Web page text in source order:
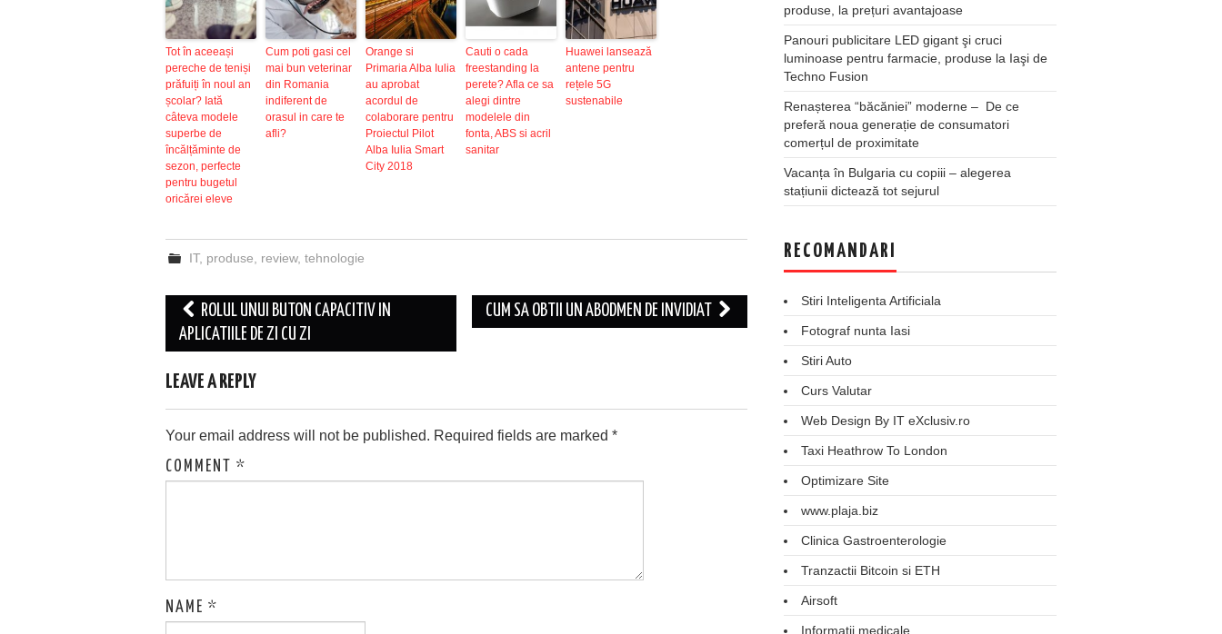
Tot în aceeași
pereche de teniși
prăfuiți în noul an
școlar? Iată
câteva modele
superbe de
încălțăminte de
sezon, perfecte
pentru bugetul
oricărei eleve
Cum poti gasi cel
mai bun veterinar
din Romania
indiferent de
orasul in care te
afli?
Orange si
Primaria Alba Iulia
au aprobat
acordul de
colaborare pentru
Proiectul Pilot
Alba Iulia Smart
City 2018
Cauti o cada
freestanding la
perete? Afla ce sa
alegi dintre
modelele din
fonta, ABS si acril
sanitar
Huawei lansează
antene pentru
rețele 5G
sustenabile
IT, produse review,tehnologie
Post
navigation
ROLUL UNUI BUTON CAPACITIV IN
APLICATIILE DE ZI CU ZI
CUM SA OBTII UN ABODMEN DE INVIDIAT
LEAVE A REPLY
Your email address will not be published. Required fields are marked *
COMMENT *
NAME *
produse, la prețuri avantajoase
Panouri publicitare LED gigant şi cruci
luminoase pentru farmacie, produse la Iaşi de
Techno Fusion
Renașterea “băcăniei” moderne – De ce
preferă noua generație de consumatori
comerțul de proximitate
Vacanța în Bulgaria cu copiii – alegerea
stațiunii dictează tot sejurul
RECOMANDARI
Stiri Inteligenta Artificiala
Fotograf nunta Iasi
Stiri Auto
Curs Valutar
Web Design By IT eXclusiv.ro
Taxi Heathrow To London
Optimizare Site
www.plaja.biz
Clinica Gastroenterologie
Tranzactii Bitcoin si ETH
Airsoft
Informatii medicale